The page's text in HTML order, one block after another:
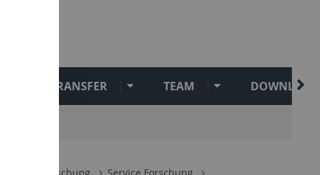
TRANSFER TEAM
Forschung Service Forschung